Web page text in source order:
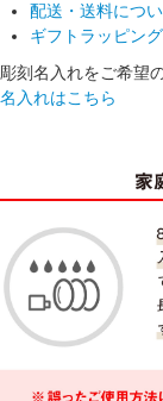
配送・送料につ
ギフトラッピン
彫刻名入れをご希望
名入れはこちら